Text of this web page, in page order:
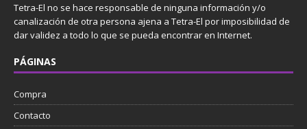
Tetra-El no se hace responsable de ninguna información y/o
canalización de otra persona ajena a Tetra-El por imposibilidad de
dar validez a todo lo que se pueda encontrar en Internet.
PÁGINAS
Compra
Contacto